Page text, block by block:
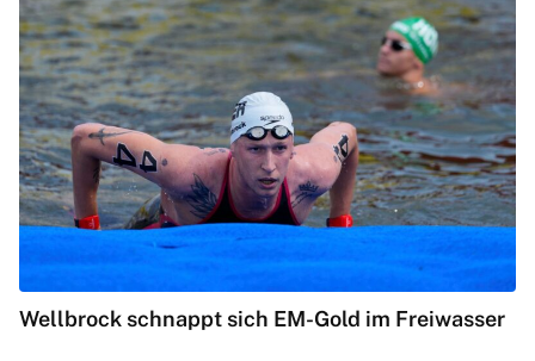
Wellbrock schnappt sich EM-Gold im Freiwasser